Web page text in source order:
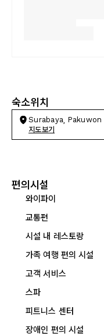
숙소위치
Surabaya,
지도보기
편의시설
와이파이
교통편
시설 내 레스토랑
가족 여행 편의 시설
고객 서비스
스파
피트니스 센터
장애인 편의 시설